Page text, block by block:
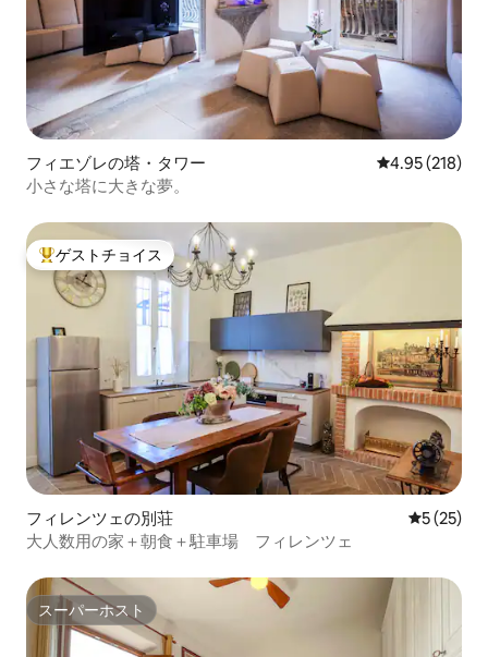
フィエゾレの塔・タワー レビュー218
4.95 (218)
小さな塔に大きな夢。
大好評のゲストチョイスです。
ゲストチョイス
フィレンツェの別荘 レビュー
5 (25)
大人数用の家＋朝食＋駐車場 フィレンツェ
スーパーホスト
スーパーホスト